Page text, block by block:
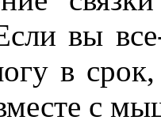
вы
в
с